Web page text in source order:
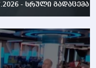
- სრული გადაცემა